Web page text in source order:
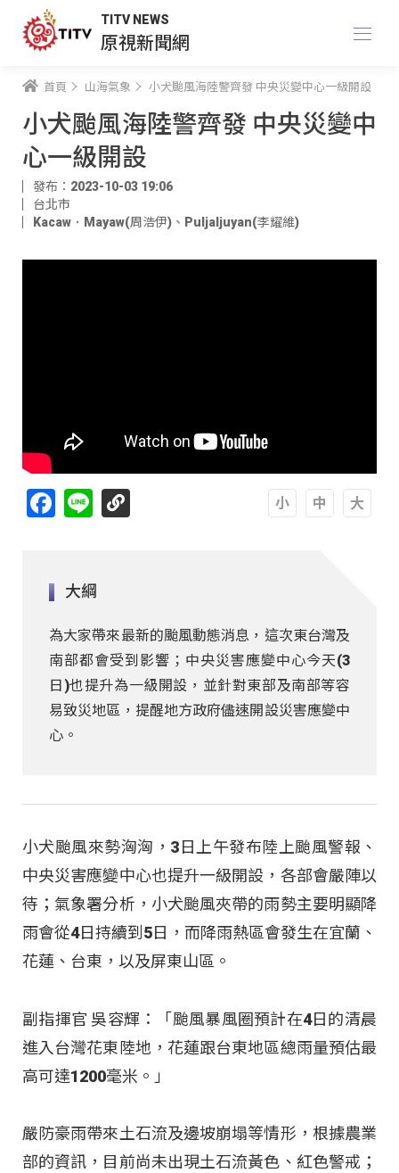
TITV NEWS
原視新聞網
首頁 山海氣象 小犬颱風海陸警齊發 中央災變中心一級開設
小犬颱風海陸警齊發 中央災變中
心一級開設
發布：2023-10-03 19:06
台北市
Kacaw．Mayaw(周浩伊) 、 Puljaljuyan(李耀維)
Facebook
Line
大綱
為大家帶來最新的颱風動態消息，這次東台灣及
南部都會受到影響；中央災害應變中心今天(3
日)也提升為一級開設，並針對東部及南部等容
易致災地區，提醒地方政府儘速開設災害應變中
心。
小犬颱風來勢洶洶，3日上午發布陸上颱風警報、
中央災害應變中心也提升一級開設，各部會嚴陣以
待；氣象署分析，小犬颱風夾帶的雨勢主要明顯降
雨會從4日持續到5日，而降雨熱區會發生在宜蘭、
花蓮、台東，以及屏東山區。
副指揮官 吳容輝：「颱風暴風圈預計在4日的清晨
進入台灣花東陸地，花蓮跟台東地區總雨量預估最
高可達1200毫米。」
嚴防豪雨帶來土石流及邊坡崩塌等情形，根據農業
部的資訊，目前尚未出現土石流黃色、紅色警戒；